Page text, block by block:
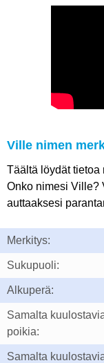
Ville nimen
Täältä löydät tietoa
Onko nimesi Ville?
auttaaksesi
Merkitys:
Sukupuoli:
Alkuperä:
Samalta
poikia:
Samalta